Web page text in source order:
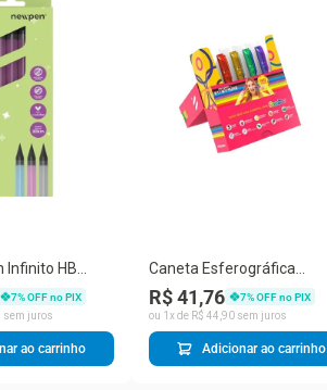
Infinito HB
Rosa
7% OFF no PIX
sem juros
ao carrinho
Caneta Esferográfica
Sensation Perfumada Vih
Tube - NewPen
R$ 41,76 7% OFF no PIX
ou 1 x de R$ 44 90sem juros
Adicionar ao carrinho